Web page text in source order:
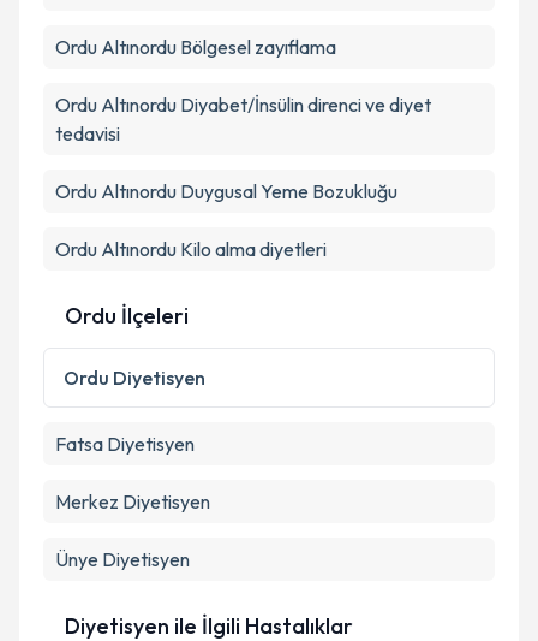
Kişisel verilerimin işlenmesine ilişkin
Takvim Talebini Gönder
Ordu Altınordu Bölgesel zayıflama
Ordu Altınordu Diyabet/İnsülin direnci ve diyet
tedavisi
Ordu Altınordu Duygusal Yeme Bozukluğu
Ordu Altınordu Kilo alma diyetleri
Ordu İlçeleri
Ordu Diyetisyen
Fatsa Diyetisyen
Merkez Diyetisyen
Ünye Diyetisyen
Diyetisyen ile İlgili Hastalıklar